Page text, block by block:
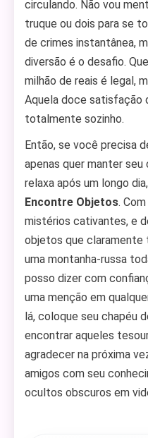
circulando. Não vou
truque ou dois para se
de crimes instantânea,
diversão é o desafio.
milhão de reais é legal,
Aquela doce satisfação
totalmente sozinho.
Então, se você precisa
apenas quer manter
relaxa após um longo
Encontre Objetos.
mistérios cativantes, e
objetos que claramente
uma montanha-russa
posso dizer com
uma menção em
lá, coloque seu chapéu
encontrar aqueles
agradecer na próxima
amigos com seu
ocultos obscuros em